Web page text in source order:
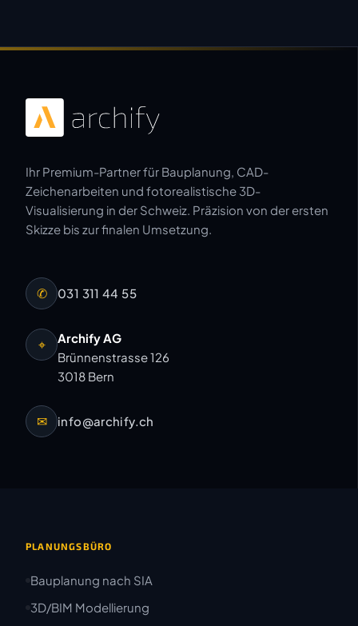
Ihr Premium-Partner für Bauplanung, CAD-
Zeichenarbeiten und fotorealistische 3D-
Visualisierung in der Schweiz. Präzision von der ersten
Skizze bis zur finalen Umsetzung.
✆ 031 311 44 55
⌖
Archify AG
Brünnenstrasse 126
3018 Bern
✉ info@archify.ch
PLANUNGSBÜRO
Bauplanung nach SIA
3D/BIM Modellierung